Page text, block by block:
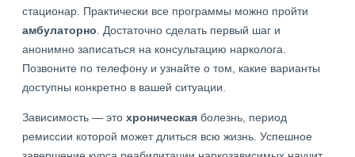
стационар. Практически все программы можно пройти
амбулаторно. Достаточно сделать первый шаг и
анонимно записаться на консультацию нарколога.
Позвоните по телефону и узнайте о том, какие варианты
доступны конкретно в вашей ситуации.
Зависимость — это хроническая болезнь, период
ремиссии которой может длиться всю жизнь. Успешное